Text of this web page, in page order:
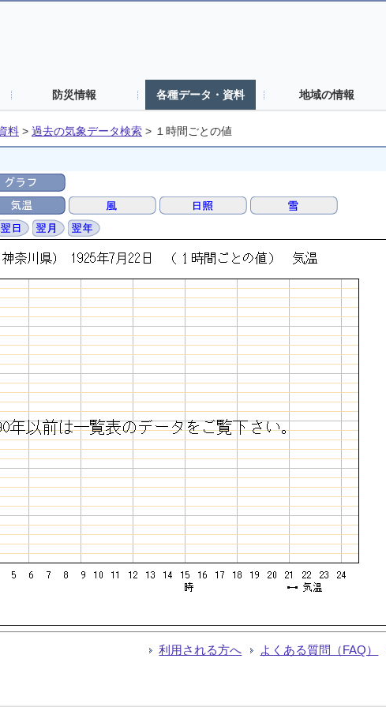
防災情報 各種データ・資料 地域の情報
料 > 過去の気象データ検索 > １時間ごとの値
利用される方へ よくある質問（FAQ）